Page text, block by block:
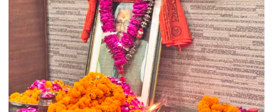
महंगा,
10
ग्राम
का
भाव
₹1.48
लाख
पहुंचा